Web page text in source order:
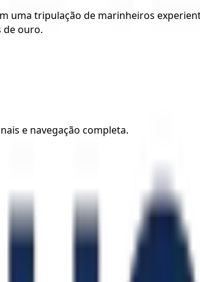
uma tripulação de marinheiros
de ouro.
e navegação completa.